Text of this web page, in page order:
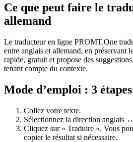
Ce que peut faire le
allemand
Le traducteur en ligne PROMT.One
entre anglais et allemand, en préservant
rapide, gratuit et propose des
tenant compte du contexte.
Mode d’emploi : 3
Collez votre texte.
Sélectionnez la direction anglais
Cliquez sur « Traduire ». Vous
copier le résultat si nécessaire.